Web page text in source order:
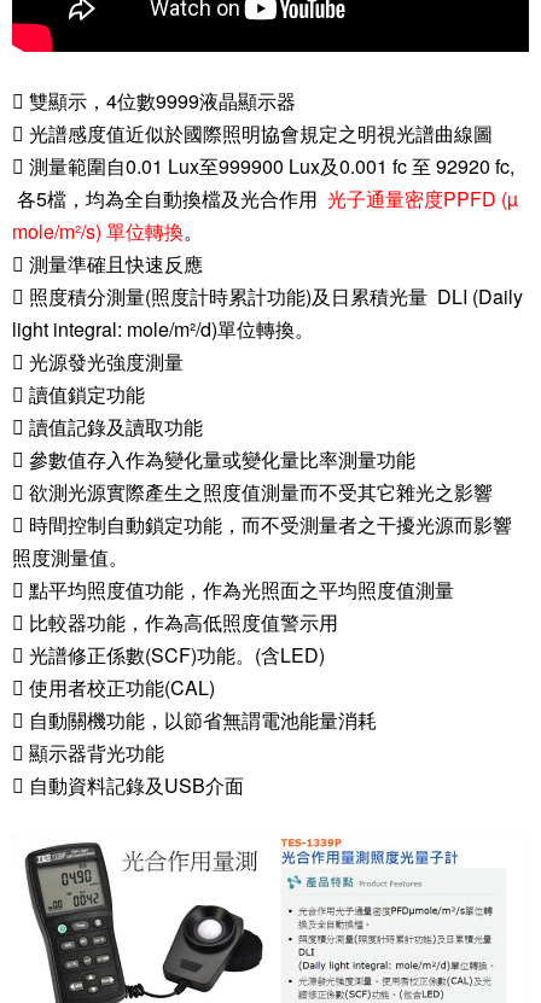
 雙顯示，4位數9999液晶顯示器
 光譜感度值近似於國際照明協會規定之明視光譜曲線圖
 測量範圍自0.01 Lux至999900 Lux及0.001 fc 至 92920 fc,
各5檔，均為全自動換檔及光合作用 光子通量密度PPFD (µ
mole/m²/s) 單位轉換。
 測量準確且快速反應
 照度積分測量(照度計時累計功能)及日累積光量 DLI (Daily
light integral: mole/m²/d)單位轉換。
 光源發光強度測量
 讀值鎖定功能
 讀值記錄及讀取功能
 參數值存入作為變化量或變化量比率測量功能
 欲測光源實際產生之照度值測量而不受其它雜光之影響
 時間控制自動鎖定功能，而不受測量者之干擾光源而影響
照度測量值。
 點平均照度值功能，作為光照面之平均照度值測量
 比較器功能，作為高低照度值警示用
 光譜修正係數(SCF)功能。(含LED)
 使用者校正功能(CAL)
 自動關機功能，以節省無謂電池能量消耗
 顯示器背光功能
 自動資料記錄及USB介面